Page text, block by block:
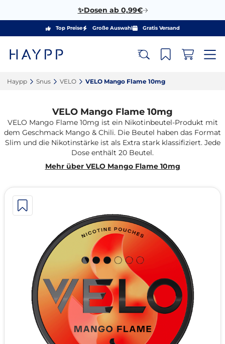
✨Dosen ab 0,99€
Top Preise Große Auswahl Gratis Versand
Haypp‎ Snus‎ VELO‎ VELO Mango Flame 10mg‎
VELO Mango Flame 10mg
VELO Mango Flame 10mg ist ein Nikotinbeutel-Produkt mit
dem Geschmack Mango & Chili. Die Beutel haben das Format
Slim und die Nikotinstärke ist als Extra stark klassifiziert. Jede
Dose enthält 20 Beutel.
Mehr über VELO Mango Flame 10mg